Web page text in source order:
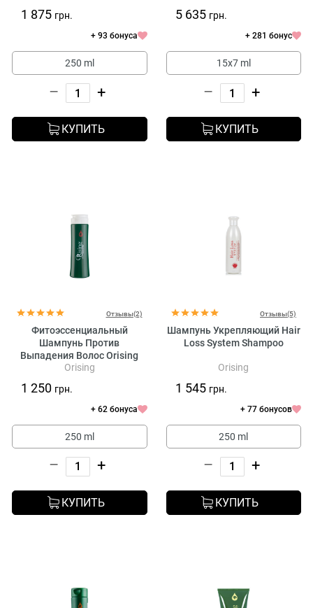
1 875 грн.
+ 93 бонуса
250 ml
– +
КУПИТЬ
5 635 грн.
+ 281 бонус
15x7 ml
– +
КУПИТЬ
Отзывы(2)
Фитоэссенциальный
Шампунь Против
Выпадения Волос Orising
Caduta Shampoo
Orising
1 250 грн.
+ 62 бонуса
250 ml
– +
КУПИТЬ
Отзывы(5)
Шампунь Укрепляющий Hair
Loss System Shampoo
Orising
1 545 грн.
+ 77 бонусов
250 ml
– +
КУПИТЬ